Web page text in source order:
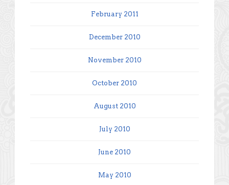
February 2011
December 2010
November 2010
October 2010
August 2010
July 2010
June 2010
May 2010